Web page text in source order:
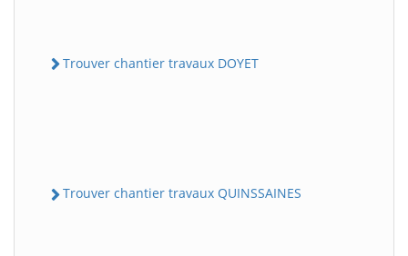
Trouver chantier travaux DOYET
Trouver chantier travaux QUINSSAINES